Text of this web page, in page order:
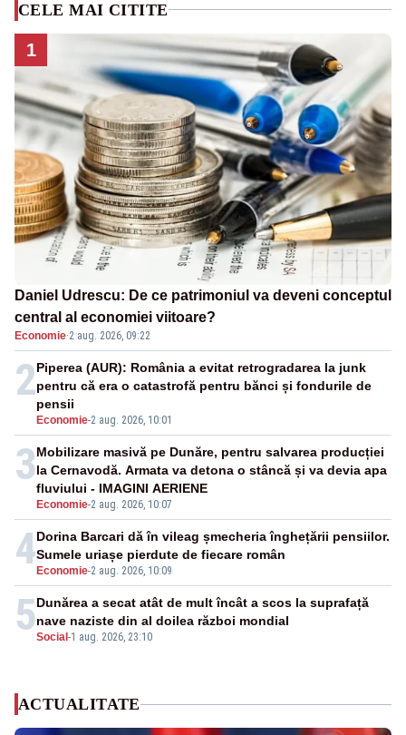
CELE MAI CITITE
1
Daniel Udrescu: De ce patrimoniul va deveni conceptul
central al economiei viitoare?
Economie·2 aug. 2026, 09:22
2
Economie-2 aug. 2026, 10:01
Piperea (AUR): România a evitat retrogradarea la junk
pentru că era o catastrofă pentru bănci și fondurile de
pensii
3
Economie-2 aug. 2026, 10:07
Mobilizare masivă pe Dunăre, pentru salvarea producției
la Cernavodă. Armata va detona o stâncă și va devia apa
fluviului - IMAGINI AERIENE
4 Economie-2 aug. 2026, 10:09
Dorina Barcari dă în vileag șmecheria înghețării pensiilor.
Sumele uriașe pierdute de fiecare român
5Social -1 aug. 2026, 23:10
Dunărea a secat atât de mult încât a scos la suprafață
nave naziste din al doilea război mondial
ACTUALITATE